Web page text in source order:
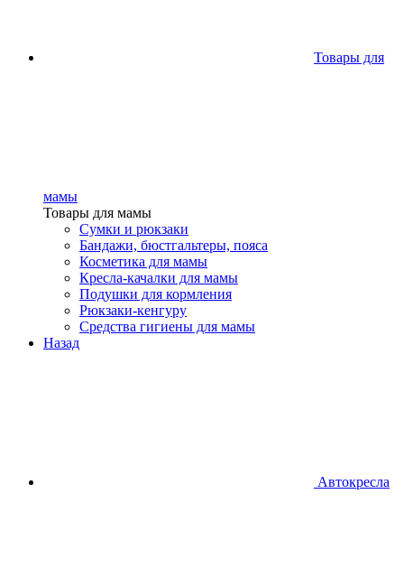
Товары для
мамы
Товары для мамы
Сумки и рюкзаки
Бандажи, бюстгальтеры, пояса
Косметика для мамы
Кресла-качалки для мамы
Подушки для кормления
Рюкзаки-кенгуру
Средства гигиены для мамы
Назад
Автокресла